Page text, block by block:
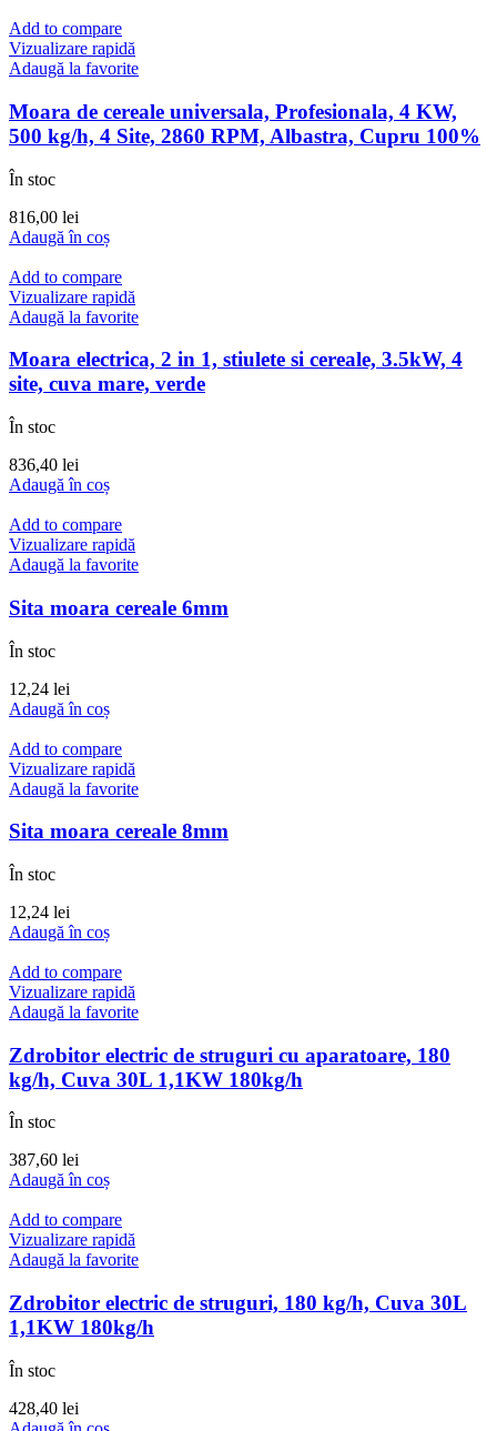
Add to compare
Vizualizare rapidă
Adaugă la favorite
Moara de cereale universala, Profesionala, 4 KW,
500 kg/h, 4 Site, 2860 RPM, Albastra, Cupru 100%
În stoc
816,00 lei
Adaugă în coș
Add to compare
Vizualizare rapidă
Adaugă la favorite
Moara electrica, 2 in 1, stiulete si cereale, 3.5kW, 4
site, cuva mare, verde
În stoc
836,40 lei
Adaugă în coș
Add to compare
Vizualizare rapidă
Adaugă la favorite
Sita moara cereale 6mm
În stoc
12,24 lei
Adaugă în coș
Add to compare
Vizualizare rapidă
Adaugă la favorite
Sita moara cereale 8mm
În stoc
12,24 lei
Adaugă în coș
Add to compare
Vizualizare rapidă
Adaugă la favorite
Zdrobitor electric de struguri cu aparatoare, 180
kg/h, Cuva 30L 1,1KW 180kg/h
În stoc
387,60 lei
Adaugă în coș
Add to compare
Vizualizare rapidă
Adaugă la favorite
Zdrobitor electric de struguri, 180 kg/h, Cuva 30L
1,1KW 180kg/h
În stoc
428,40 lei